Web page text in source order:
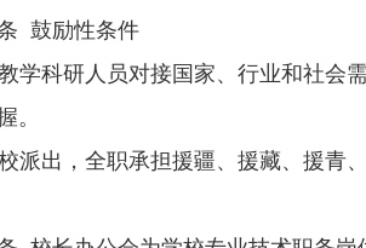
鼓励性条件
学科研人员对接国家、行业和社会
。
派出，全职承担援疆、援藏、援青